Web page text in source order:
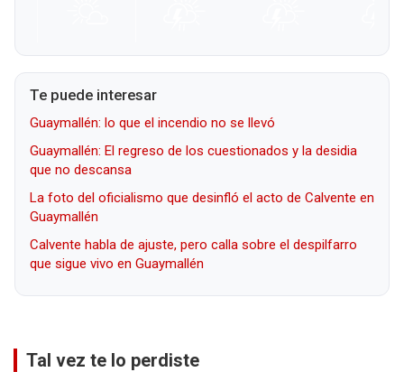
Te puede interesar
Guaymallén: lo que el incendio no se llevó
Guaymallén: El regreso de los cuestionados y la desidia
que no descansa
La foto del oficialismo que desinfló el acto de Calvente en
Guaymallén
Calvente habla de ajuste, pero calla sobre el despilfarro
que sigue vivo en Guaymallén
Tal vez te lo perdiste